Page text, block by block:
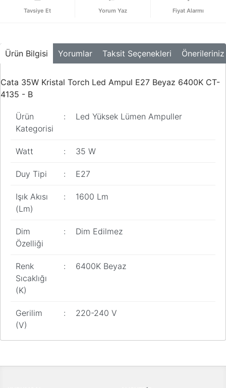
Tavsiye Et Yorum Yaz Fiyat Alarmı
Ürün Bilgisi Yorumlar Taksit Seçenekleri Önerileriniz
Cata 35W Kristal Torch Led Ampul E27 Beyaz 6400K CT-
4135 - B
Ürün
Kategorisi
: Led Yüksek Lümen Ampuller
Watt : 35 W
Duy Tipi : E27
Işık Akısı
(Lm)
: 1600 Lm
Dim
Özelliği
: Dim Edilmez
Renk
Sıcaklığı
(K)
: 6400K Beyaz
Gerilim
(V)
: 220-240 V
Bu ürünün fiyat bilgisi, resim, ürün açıklamalarında ve diğer